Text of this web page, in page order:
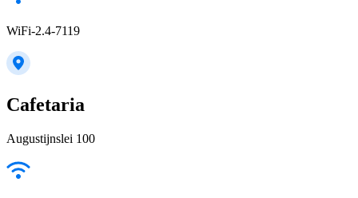
WiFi-2.4-7119
Cafetaria
Augustijnslei 100